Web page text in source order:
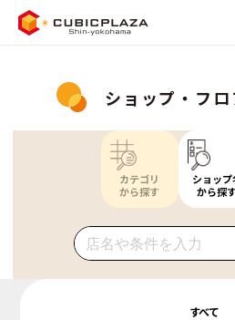
ショップ・フ
カテゴリ
から探す
ショップ
から探
すべて